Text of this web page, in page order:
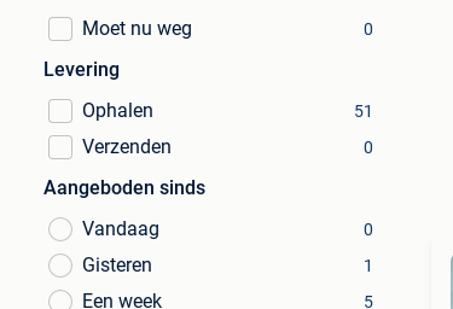
Moet nu weg
0
Levering
Ophalen
51
Verzenden 0
Aangeboden sinds
Vandaag
0
Gisteren 1
Een week 5